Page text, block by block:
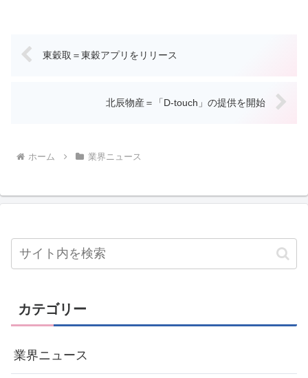
東穀取＝東穀アプリをリリース
北辰物産＝「D-touch」の提供を開始
ホーム 業界ニュース
カテゴリー
業界ニュース